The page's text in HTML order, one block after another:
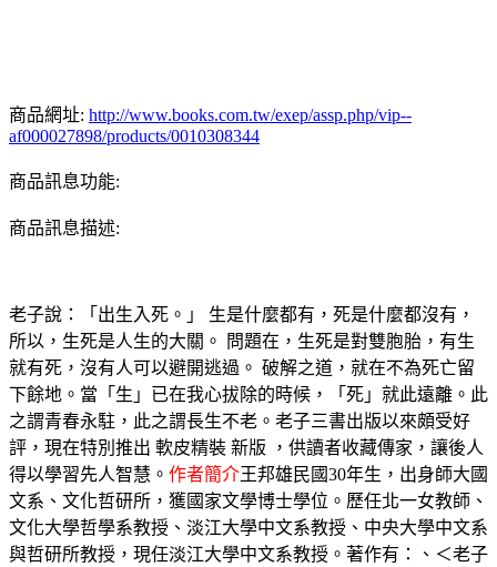
商品網址: http://www.books.com.tw/exep/assp.php/vip--
af000027898/products/0010308344
商品訊息功能:
商品訊息描述:
老子說：「出生入死。」 生是什麼都有，死是什麼都沒有，
所以，生死是人生的大關。 問題在，生死是對雙胞胎，有生
就有死，沒有人可以避開逃過。 破解之道，就在不為死亡留
下餘地。當「生」已在我心拔除的時候，「死」就此遠離。此
之謂青春永駐，此之謂長生不老。老子三書出版以來頗受好
評，現在特別推出 軟皮精裝 新版 ，供讀者收藏傳家，讓後人
得以學習先人智慧。 作者簡介王邦雄民國30年生，出身師大國
文系、文化哲研所，獲國家文學博士學位。歷任北一女教師、
文化大學哲學系教授、淡江大學中文系教授、中央大學中文系
與哲研所教授，現任淡江大學中文系教授。著作有：、＜老子